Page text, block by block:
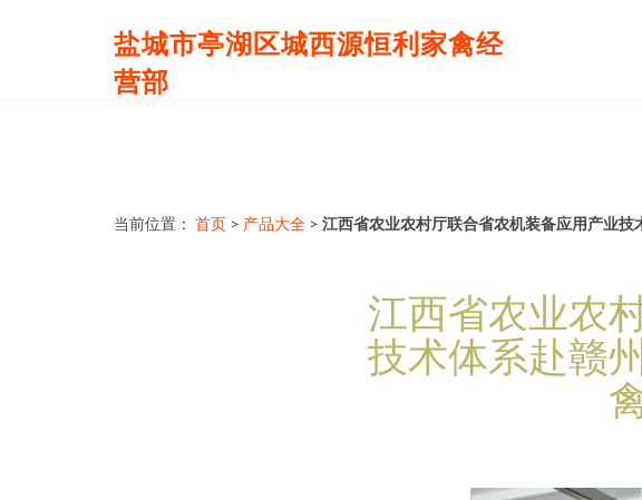
盐城市亭湖区城西源恒利家禽经
营部
当前位置： 首页 > 产品大全 > 江西省农业农村厅联合省农机装备应用产业
江西省农业农
技术体系赴赣